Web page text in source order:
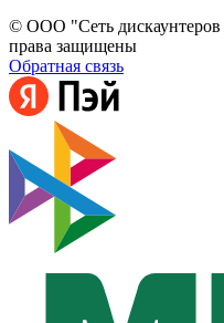
© ООО "Сеть
права защищены
Обратная связь